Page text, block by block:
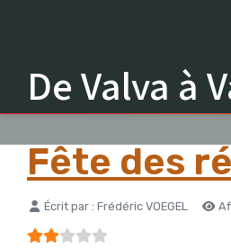
De Valva à
Fête des
Détails
Écrit par : Frédéric VOEGEL
Vote utilisateur: